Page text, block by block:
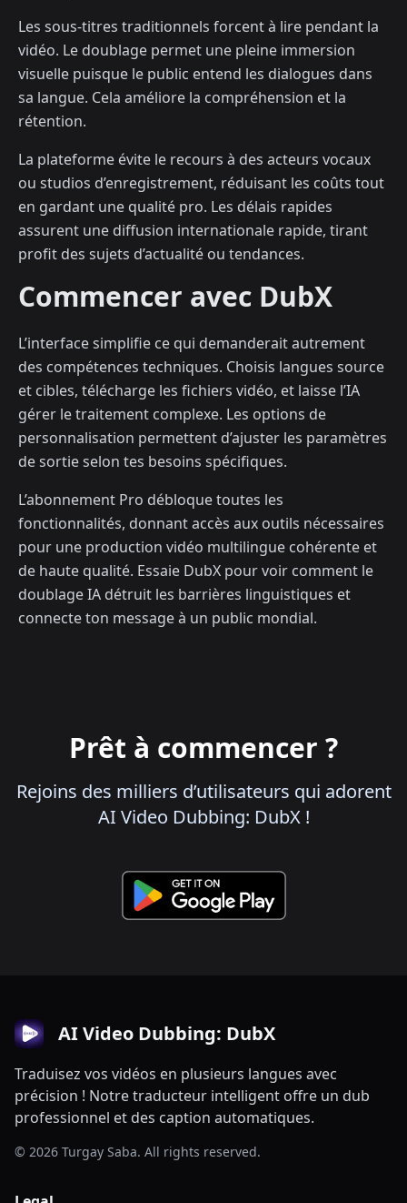
Les sous-titres traditionnels forcent à lire pendant la
vidéo. Le doublage permet une pleine immersion
visuelle puisque le public entend les dialogues dans
sa langue. Cela améliore la compréhension et la
rétention.
La plateforme évite le recours à des acteurs vocaux
ou studios d’enregistrement, réduisant les coûts tout
en gardant une qualité pro. Les délais rapides
assurent une diffusion internationale rapide, tirant
profit des sujets d’actualité ou tendances.
Commencer avec DubX
L’interface simplifie ce qui demanderait autrement
des compétences techniques. Choisis langues source
et cibles, télécharge les fichiers vidéo, et laisse l’IA
gérer le traitement complexe. Les options de
personnalisation permettent d’ajuster les paramètres
de sortie selon tes besoins spécifiques.
L’abonnement Pro débloque toutes les
fonctionnalités, donnant accès aux outils nécessaires
pour une production vidéo multilingue cohérente et
de haute qualité. Essaie DubX pour voir comment le
doublage IA détruit les barrières linguistiques et
connecte ton message à un public mondial.
Prêt à commencer ?
Rejoins des milliers d’utilisateurs qui adorent
AI Video Dubbing: DubX !
AI Video Dubbing: DubX
Traduisez vos vidéos en plusieurs langues avec
précision ! Notre traducteur intelligent offre un dub
professionnel et des caption automatiques.
© 2026 Turgay Saba. All rights reserved.